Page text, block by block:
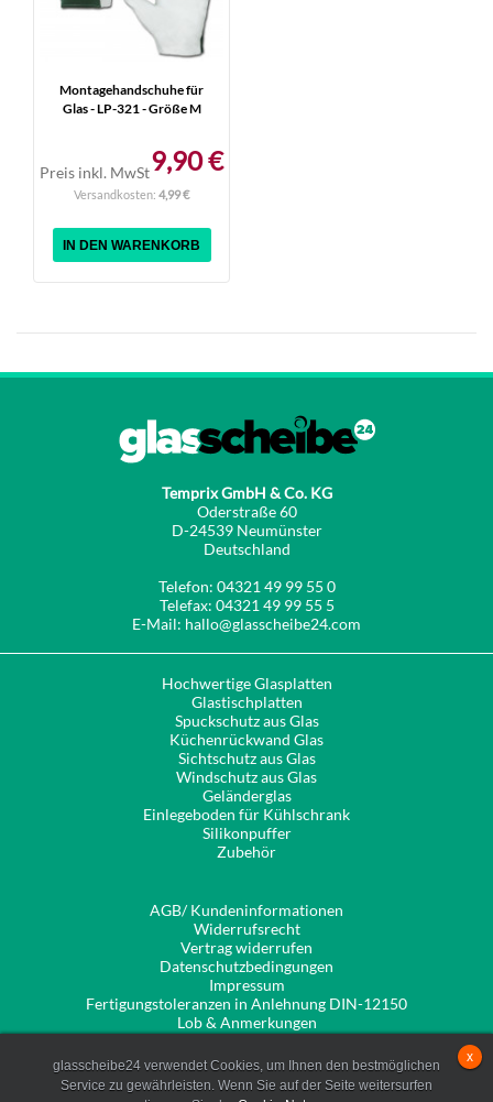
Montagehandschuhe für
Glas - LP-321 - Größe M
Preis inkl. MwSt9,90 €
Versandkosten: 4,99 €
IN DEN WARENKORB
Temprix GmbH & Co. KG
Oderstraße 60
D-24539 Neumünster
Deutschland
Telefon: 04321 49 99 55 0
Telefax: 04321 49 99 55 5
E-Mail: hallo@glasscheibe24.com
Hochwertige Glasplatten
Glastischplatten
Spuckschutz aus Glas
Küchenrückwand Glas
Sichtschutz aus Glas
Windschutz aus Glas
Geländerglas
Einlegeboden für Kühlschrank
Silikonpuffer
Zubehör
AGB/ Kundeninformationen
Widerrufsrecht
Vertrag widerrufen
Datenschutzbedingungen
Impressum
Fertigungstoleranzen in Anlehnung DIN-12150
Lob & Anmerkungen
Unsere Kantenbearbeitungen
glasscheibe24.com
glasscheibe24 verwendet Cookies, um Ihnen den bestmöglichen
Service zu gewährleisten. Wenn Sie auf der Seite weitersurfen
x